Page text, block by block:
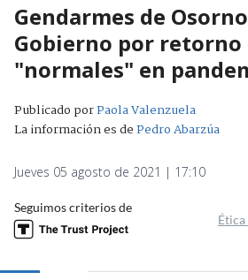
Gendarmes de
Gobierno por
"normales" en
Publicado porPaola Valenzuela
La información es dePedro Abarzúa
Jueves 05 agosto de 2021 | 17:10
Seguimos criterios de
Ética